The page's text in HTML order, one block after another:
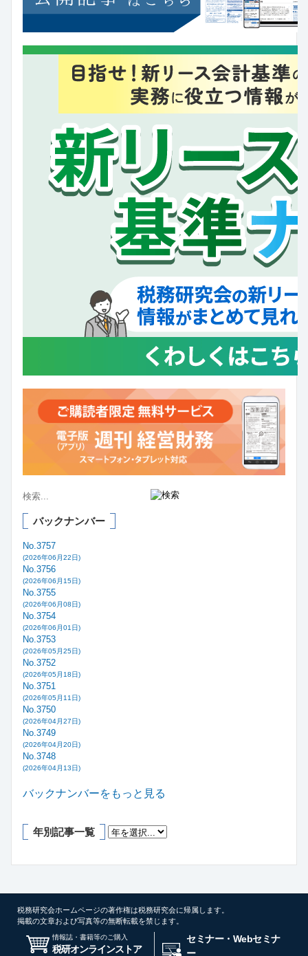
バックナンバー
No.3757
(2026年06月22日)
No.3756
(2026年06月15日)
No.3755
(2026年06月08日)
No.3754
(2026年06月01日)
No.3753
(2026年05月25日)
No.3752
(2026年05月18日)
No.3751
(2026年05月11日)
No.3750
(2026年04月27日)
No.3749
(2026年04月20日)
No.3748
(2026年04月13日)
バックナンバーをもっと見る
年別記事一覧
税務研究会ホームページの著作権は税務研究会に帰属します。
掲載の文章および写真等の無断転載を禁じます。
情報誌・書籍等のご購入
税研オンラインストア
セミナー・Webセミナ
ー